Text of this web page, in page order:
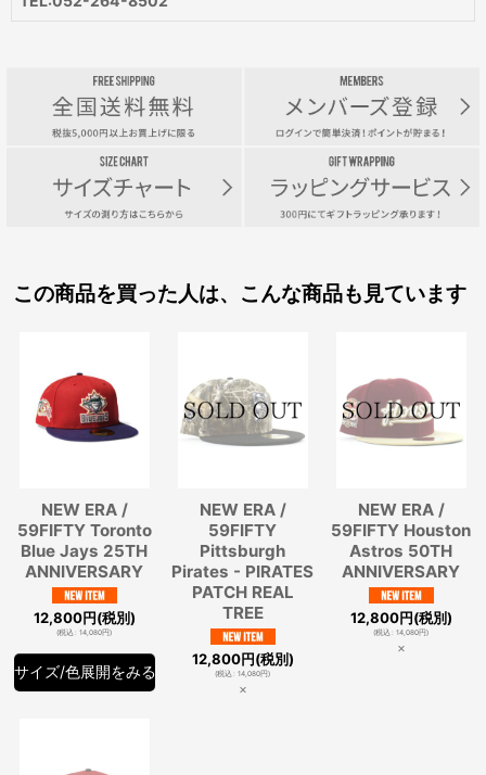
この商品を買った人は、こんな商品も見ています
NEW ERA /
59FIFTY Toronto
Blue Jays 25TH
ANNIVERSARY
12,800円(税別)
(税込: 14,080円)
サイズ/色展開をみる
NEW ERA /
59FIFTY
Pittsburgh
Pirates - PIRATES
PATCH REAL
TREE
12,800円(税別)
(税込: 14,080円)
×
NEW ERA /
59FIFTY Houston
Astros 50TH
ANNIVERSARY
12,800円(税別)
(税込: 14,080円)
×